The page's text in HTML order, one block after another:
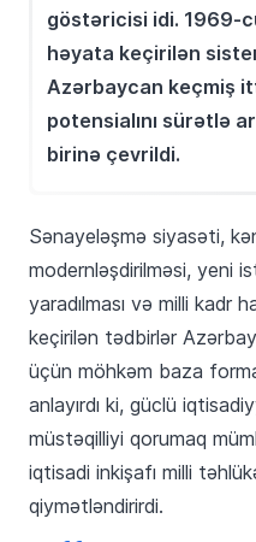
göstəricisi idi. 1969-
həyata keçirilən
Azərbaycan keçmiş
potensialını sürətlə
birinə çevrildi.
Sənayeləşmə siyasəti,
modernləşdirilməsi, yeni
yaradılması və milli kadr
keçirilən tədbirlər
üçün möhkəm baza
anlayırdı ki, güclü
müstəqilliyi qorumaq
iqtisadi inkişafı milli
qiymətləndirirdi.